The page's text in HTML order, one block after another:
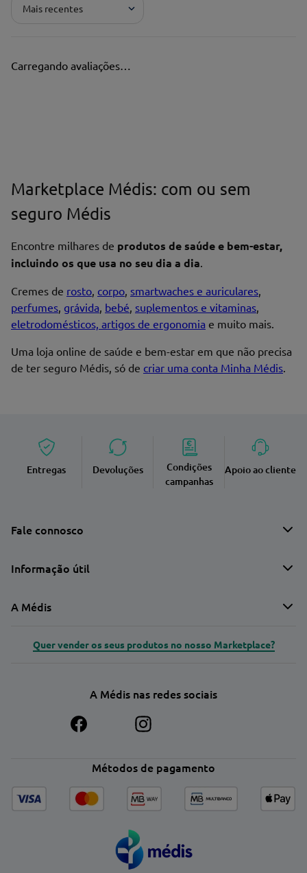
Mais recentes
Carregando avaliações…
Marketplace Médis: com ou sem
seguro Médis
Encontre milhares de produtos de saúde e bem-estar,
incluindo os que usa no seu dia a dia.
Cremes de rosto, corpo, smartwaches e auriculares,
perfumes, grávida, bebé, suplementos e vitaminas,
eletrodomésticos, artigos de ergonomia e muito mais.
Uma loja online de saúde e bem-estar em que não precisa
de ter seguro Médis, só de criar uma conta Minha Médis.
Entregas Devoluções
Condições
campanhas
Apoio ao cliente
Fale connosco
Informação útil
A Médis
Quer vender os seus produtos no nosso Marketplace?
A Médis nas redes sociais
Métodos de pagamento